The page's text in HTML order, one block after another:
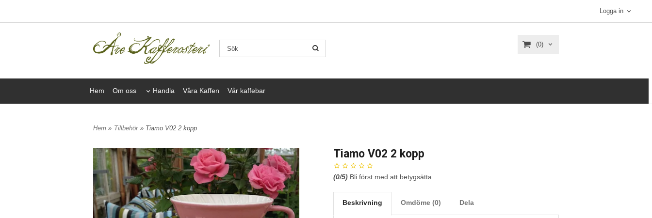
Logga in
(0)
Hem Om oss Handla Våra Kaffen Vår kaffebar
Hem » Tillbehör » Tiamo V02 2 kopp
Tiamo V02 2 kopp
(0/5) Bli först med att betygsätta.
Beskrivning Omdöme (0) Dela